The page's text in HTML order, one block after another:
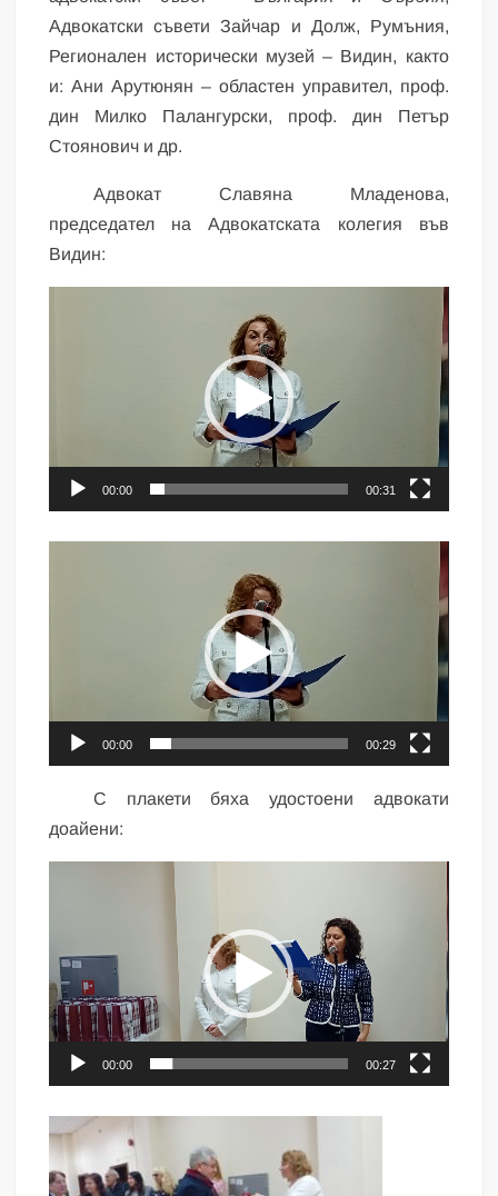
Адвокатски съвети Зайчар и Долж, Румъния,
Регионален исторически музей – Видин, както
и: Ани Арутюнян – областен управител, проф.
дин Милко Палангурски, проф. дин Петър
Стоянович и др.
Адвокат Славяна Младенова,
председател на Адвокатската колегия във
Видин:
00:00 00:31
00:00 00:29
С плакети бяха удостоени адвокати
доайени:
00:00 00:27